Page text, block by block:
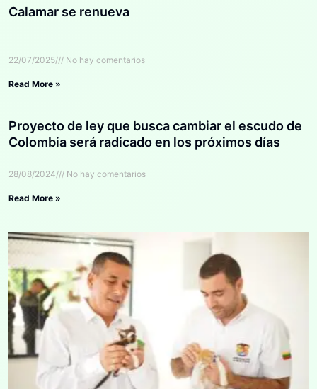
Calamar se renueva
22/07/2025 No hay comentarios
Read More »
Proyecto de ley que busca cambiar el escudo de
Colombia será radicado en los próximos días
28/08/2024 No hay comentarios
Read More »